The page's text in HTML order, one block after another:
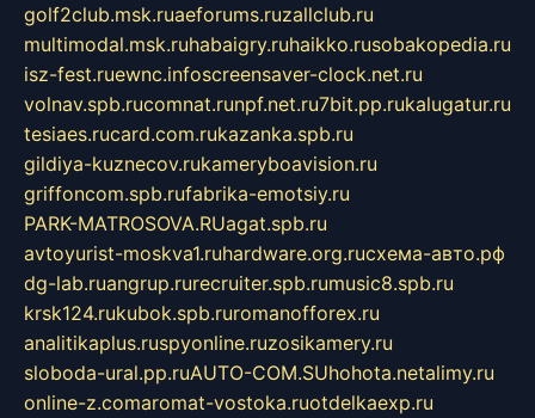
golf2club.msk.ruaeforums.ruzallclub.ru
multimodal.msk.ruhabaigry.ruhaikko.rusobakopedia.ru
isz-fest.ruewnc.infoscreensaver-clock.net.ru
volnav.spb.rucomnat.runpf.net.ru7bit.pp.rukalugatur.ru
tesiaes.rucard.com.rukazanka.spb.ru
gildiya-kuznecov.rukameryboavision.ru
griffoncom.spb.rufabrika-emotsiy.ru
PARK-MATROSOVA.RUagat.spb.ru
avtoyurist-moskva1.ruhardware.org.ruсхема-авто.рф
dg-lab.ruangrup.rurecruiter.spb.rumusic8.spb.ru
krsk124.rukubok.spb.ruromanofforex.ru
analitikaplus.ruspyonline.ruzosikamery.ru
sloboda-ural.pp.ruAUTO-COM.SUhohota.netalimy.ru
online-z.comaromat-vostoka.ruotdelkaexp.ru